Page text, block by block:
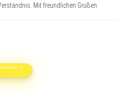
Mit freundlichen Grüßen